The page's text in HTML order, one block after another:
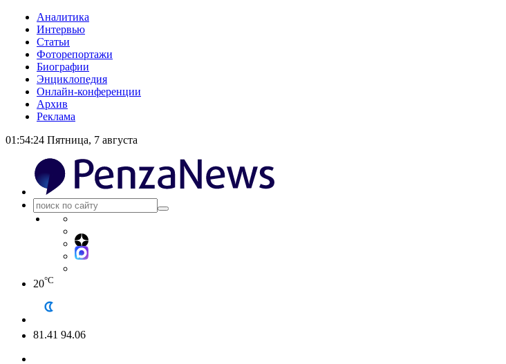
Аналитика
Интервью
Статьи
Фоторепортажи
Биографии
Энциклопедия
Онлайн-конференции
Архив
Реклама
01:54:24 Пятница, 7 августа
20°C
81.41 94.06